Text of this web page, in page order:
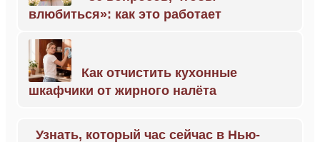
влюбиться»: как это работает
Как отчистить кухонные
шкафчики от жирного налёта
Узнать, который час сейчас в Нью-